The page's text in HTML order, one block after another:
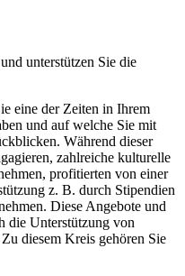
unterstützen Sie die
eine der Zeiten in Ihrem
und auf welche Sie mit
Während dieser
zahlreiche kulturelle
profitierten von einer
z. B. durch Stipendien
Diese Angebote und
die Unterstützung von
diesem Kreis gehören Sie